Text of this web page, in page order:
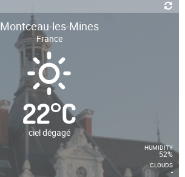
Montceau-les-Mines
France
22°C
ciel dégagé
HUMIDITY
52%
CLOUDS
-